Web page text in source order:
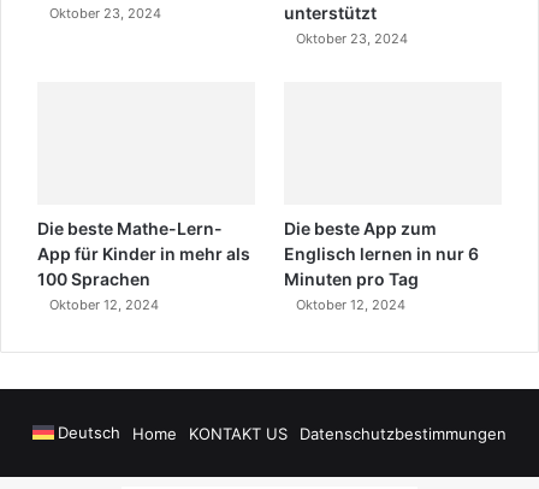
Oktober 23, 2024
unterstützt
Oktober 23, 2024
Die beste Mathe-Lern-
App für Kinder in mehr als
100 Sprachen
Oktober 12, 2024
Die beste App zum
Englisch lernen in nur 6
Minuten pro Tag
Oktober 12, 2024
Deutsch Home KONTAKT US Datenschutzbestimmungen